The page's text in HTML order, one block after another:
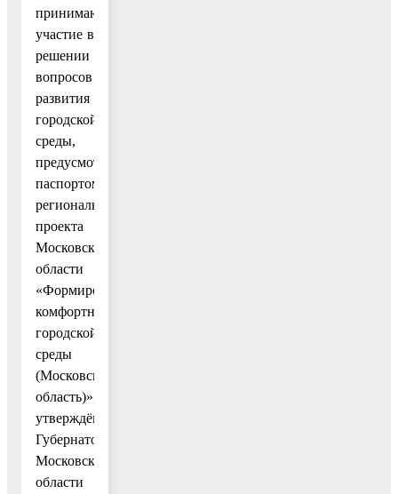
принимающих
участие в
решении
вопросов
развития
городской
среды,
предусмотренного
паспортом
регионального
проекта
Московской
области
«Формирование
комфортной
городской
среды
(Московская
область)»,
утверждённым
Губернатором
Московской
области